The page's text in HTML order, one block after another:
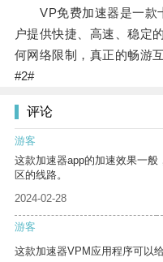
VP免费加速器是一款
户提供快捷、高速、稳定
何网络限制，真正的畅游互
#2#
评论
游客
这款加速器app的加速效果一
区的线路。
2024-02-28
游客
这款加速器VPM应用程序可以